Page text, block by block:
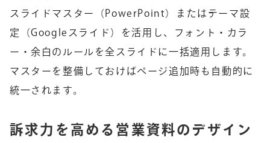
スライドマスター（PowerPoint）またはテーマ設
定（Googleスライド）を活用し、フォント・カラ
ー・余白のルールを全スライドに一括適用します。
マスターを整備しておけばページ追加時も自動的に
統一されます。
訴求力を高める営業資料のデザイン